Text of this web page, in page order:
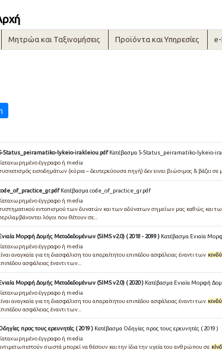
Μητρώα και Ταξινομήσεις Προϊόντα και Υπηρεσίες
Status_peiramatiko-lykeio-irakleiou.pdf Κατέβασμα 5-Status_peiramatiko-lykeio-
έγγραφο ή media
εισοδημάτων (κύρια – δευτερεύουσα πηγή) δεν ειναι βιώσιμος & βάζει σε
Κατέβασμα code_of_practice_gr.pdf
έγγραφο ή media
εντοπισμού των δυνατών και των αδύνατων σημείων μας καθώς και
λόγοι που θέτουν σε...
Μορφή Δομής Μεταδεδομένων (SIMS v2.0) ( 2018 - 2099 ) Κατέβασμα Ενιαία
έγγραφο ή media
αναγκαία για τη διασφάλιση του απαραίτητου επιπέδου ασφάλειας έναντι των
ασφάλειας έναντι των...
Μορφή Δομής Μεταδεδομένων (SIMS v2.0) ( 2020 ) Κατέβασμα Ενιαία Μορφή
έγγραφο ή media
αναγκαία για τη διασφάλιση του απαραίτητου επιπέδου ασφάλειας έναντι των
ασφάλειας έναντι των...
προς τους ερευνητές ( 2019 ) Κατέβασμα Οδηγίες προς τους ερευνητές ( 2019 )
έγγραφο ή media
σωστά μπορεί να θέσουν και την ίδια την υγεία του ανθρώπου σε